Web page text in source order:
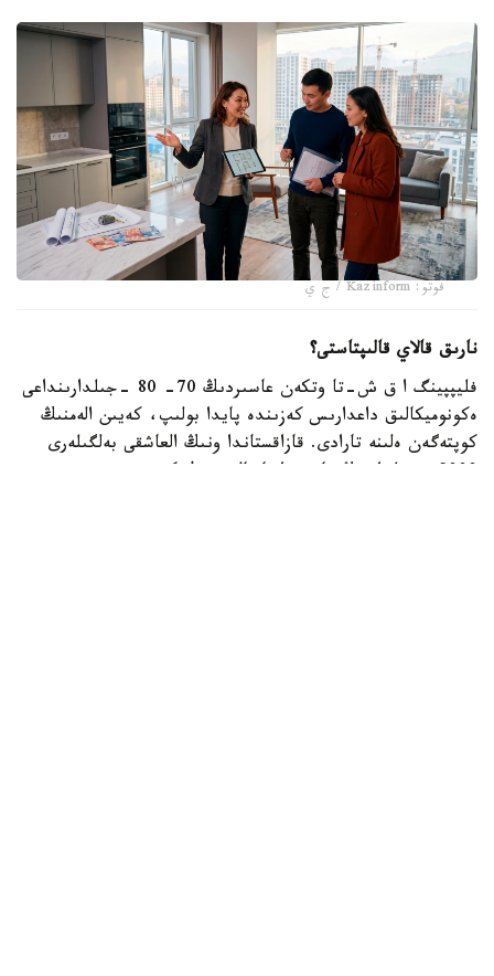
فوتو: Kazinform / ج ي
نارىق قالاي قالىپتاستى؟
فليپپينگ ا ق ش-تا وتكەن عاسىردىڭ 70- 80 -جىلدارىنداعى
ەكونوميكالىق داعدارىس كەزىندە پايدا بولىپ، كەيىن الەمنىڭ
كوپتەگەن ەلىنە تارادى. قازاقستاندا ونىڭ العاشقى بەلگىلەرى